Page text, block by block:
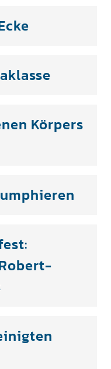
Körpers